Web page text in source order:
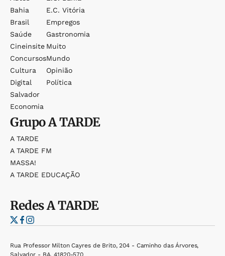
Bahia
Brasil
Saúde
Cineinsite
Concursos
Cultura
Digital
Salvador
Economia
E.c. Vitória
Empregos
Gastronomia
Muito
Mundo
Opinião
Política
GrupoA TARDE
A TARDE
A TARDE FM
MASSA!
A TARDE EDUCAÇÃO
RedesA TARDE
Rua Professor Milton Cayres de Brito, 204 - Caminho das Árvores,
Salvador - BA, 41820-570